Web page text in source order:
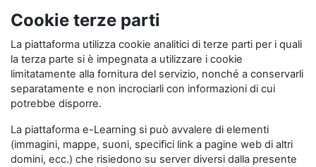
Cookie terze parti
La piattaforma utilizza cookie analitici di terze parti per i quali
la terza parte si è impegnata a utilizzare i cookie
limitatamente alla fornitura del servizio, nonché a conservarli
separatamente e non incrociarli con informazioni di cui
potrebbe disporre.
La piattaforma e-Learning si può avvalere di elementi
(immagini, mappe, suoni, specifici link a pagine web di altri
domini, ecc.) che risiedono su server diversi dalla presente